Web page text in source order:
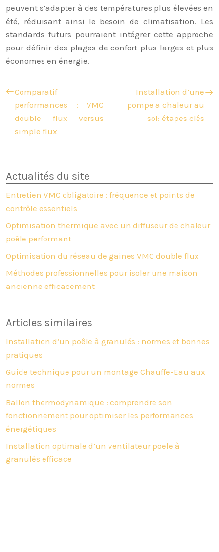
peuvent s’adapter à des températures plus élevées en
été, réduisant ainsi le besoin de climatisation. Les
standards futurs pourraient intégrer cette approche
pour définir des plages de confort plus larges et plus
économes en énergie.
Comparatif
performances : VMC
double flux versus
simple flux
Installation d’une
pompe a chaleur au
sol: étapes clés
Actualités du site
Entretien VMC obligatoire : fréquence et points de
contrôle essentiels
Optimisation thermique avec un diffuseur de chaleur
poêle performant
Optimisation du réseau de gaines VMC double flux
Méthodes professionnelles pour isoler une maison
ancienne efficacement
Articles similaires
Installation d’un poêle à granulés : normes et bonnes
pratiques
Guide technique pour un montage Chauffe-Eau aux
normes
Ballon thermodynamique : comprendre son
fonctionnement pour optimiser les performances
énergétiques
Installation optimale d’un ventilateur poele à
granulés efficace